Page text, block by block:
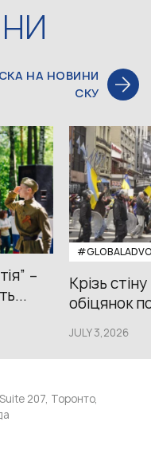
НА НОВИНИ
СКУ
–
Крізь
обіцянок
JULY 3,2026
207, Торонто,